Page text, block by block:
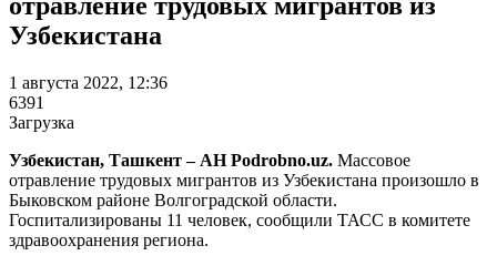
Узбекистана
1 августа 2022, 12:36
6391
Загрузка
Узбекистан, Ташкент – АН Podrobno.uz. Массовое
отравление трудовых мигрантов из Узбекистана произошло в
Быковском районе Волгоградской области.
Госпитализированы 11 человек, сообщили ТАСС в комитете
здравоохранения региона.